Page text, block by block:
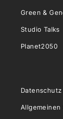
Green &
Studio Talks
Planet2050
Datenschutz